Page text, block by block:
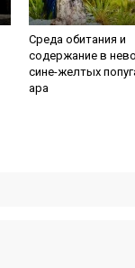
Среда обитания и
содержание в
сине-желтых
ара